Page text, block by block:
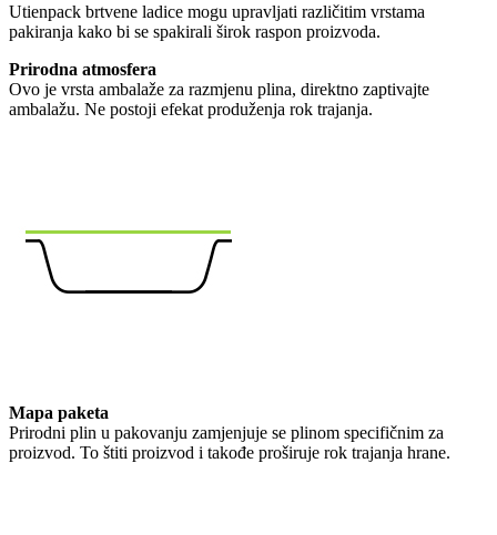
Utienpack brtvene ladice mogu upravljati različitim vrstama
pakiranja kako bi se spakirali širok raspon proizvoda.
Prirodna atmosfera
Ovo je vrsta ambalaže za razmjenu plina, direktno zaptivajte
ambalažu. Ne postoji efekat produženja rok trajanja.
Mapa paketa
Prirodni plin u pakovanju zamjenjuje se plinom specifičnim za
proizvod. To štiti proizvod i takođe proširuje rok trajanja hrane.